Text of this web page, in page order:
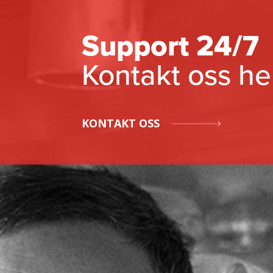
Support 24/7
Kontakt oss
KONTAKT OSS